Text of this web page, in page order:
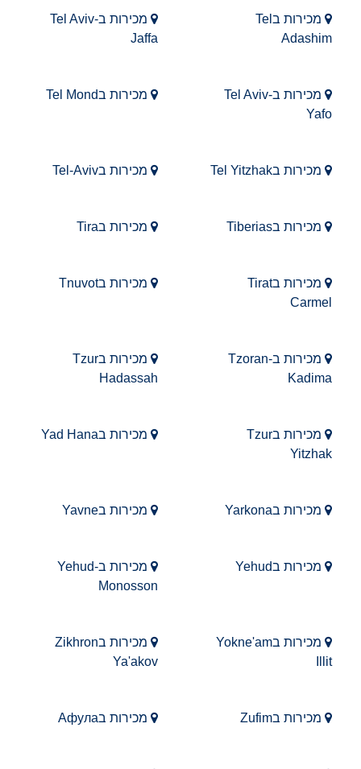
מכירות בTel
Adashim
מכירות בTel Aviv-
Jaffa
מכירות בTel Aviv-
Yafo
מכירות בTel Mond
מכירות בTel Yitzhak מכירות בTel-Aviv
מכירות בTiberias מכירות בTira
מכירות בTirat
Carmel
מכירות בTnuvot
מכירות בTzoran-
Kadima
מכירות בTzur
Hadassah
מכירות בTzur
Yitzhak
מכירות בYad Hana
מכירות בYarkona מכירות בYavne
מכירות בYehud
מכירות בYehud-
Monosson
מכירות בYokne'am
Illit
מכירות בZikhron
Ya'akov
מכירות בZufim מכירות בАфула